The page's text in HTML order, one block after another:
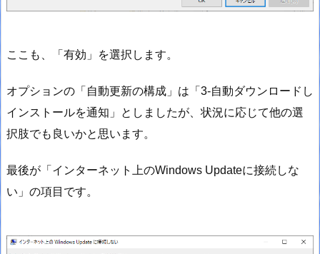
ここも、「有効」を選択します。
オプションの「自動更新の構成」は「3-自動ダウンロードし
インストールを通知」としましたが、状況に応じて他の選
択肢でも良いかと思います。
最後が「インターネット上のWindows Updateに接続しな
い」の項目です。